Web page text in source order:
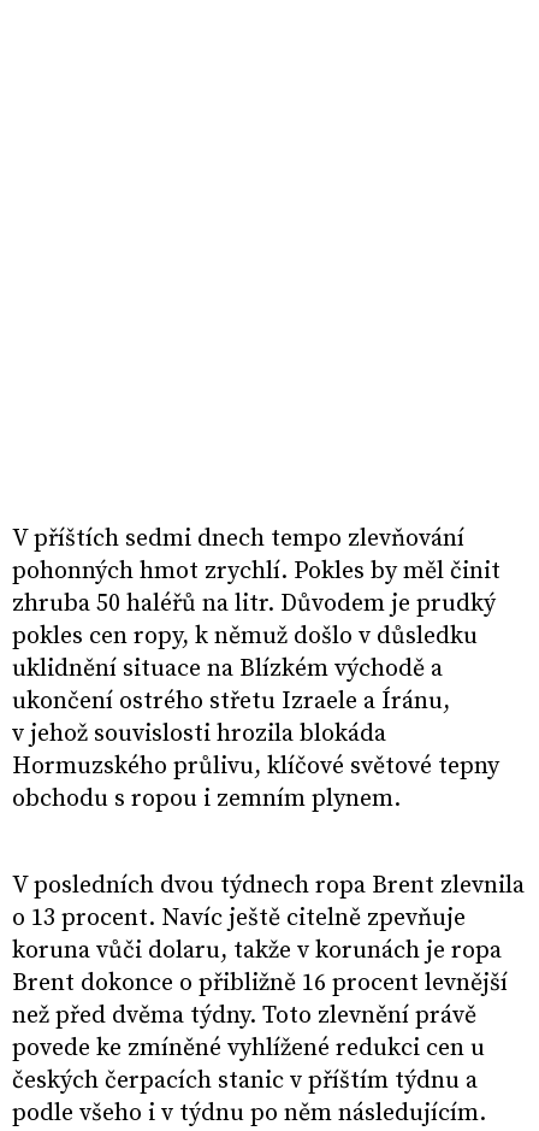
V příštích sedmi dnech tempo zlevňování
pohonných hmot zrychlí. Pokles by měl činit
zhruba 50 haléřů na litr. Důvodem je prudký
pokles cen ropy, k němuž došlo v důsledku
uklidnění situace na Blízkém východě a
ukončení ostrého střetu Izraele a Íránu,
v jehož souvislosti hrozila blokáda
Hormuzského průlivu, klíčové světové tepny
obchodu s ropou i zemním plynem.
V posledních dvou týdnech ropa Brent zlevnila
o 13 procent. Navíc ještě citelně zpevňuje
koruna vůči dolaru, takže v korunách je ropa
Brent dokonce o přibližně 16 procent levnější
než před dvěma týdny. Toto zlevnění právě
povede ke zmíněné vyhlížené redukci cen u
českých čerpacích stanic v příštím týdnu a
podle všeho i v týdnu po něm následujícím.